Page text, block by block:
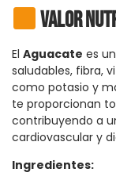
Valor
El Aguacate es
saludables, fibra,
como potasio y
te proporcionan
contribuyendo a
cardiovascular y
Ingredientes: